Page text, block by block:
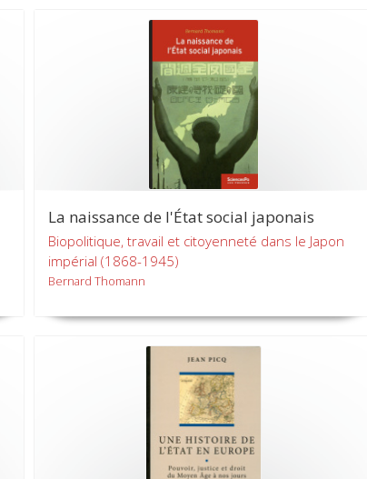
La naissance de l'État social japonais
Biopolitique, travail et citoyenneté dans le Japon
impérial (1868-1945)
Bernard Thomann